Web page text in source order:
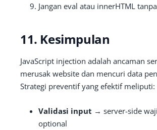
Jangan eval atau innerHTML
11. Kesimpulan
JavaScript injection adalah ancaman
merusak website dan mencuri data
Strategi preventif yang efektif meliputi:
Validasi input → server-side
optional